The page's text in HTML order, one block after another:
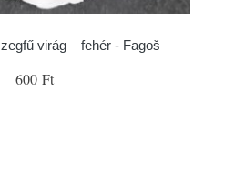
virág – fehér - Fagoš
600 Ft